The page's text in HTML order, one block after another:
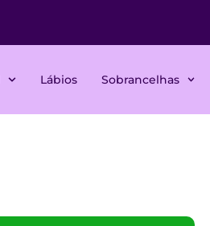
Lábios Sobrancelhas